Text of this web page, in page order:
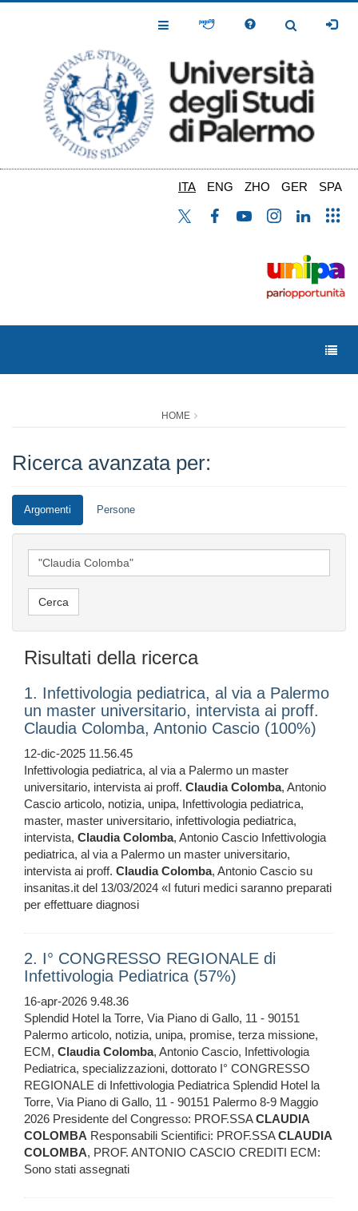
Toggle
Toggle
ITA ENG ZHO GER SPA
HOME
Ricerca avanzata per:
Argomenti Persone
Risultati della ricerca
1. Infettivologia pediatrica, al via a Palermo
un master universitario, intervista ai proff.
Claudia Colomba, Antonio Cascio (100%)
12-dic-2025 11.56.45
Infettivologia pediatrica, al via a Palermo un master
universitario, intervista ai proff. Claudia Colomba, Antonio
Cascio articolo, notizia, unipa, Infettivologia pediatrica,
master, master universitario, infettivologia pediatrica,
intervista, Claudia Colomba, Antonio Cascio Infettivologia
pediatrica, al via a Palermo un master universitario,
intervista ai proff. Claudia Colomba, Antonio Cascio su
insanitas.it del 13/03/2024 «I futuri medici saranno preparati
per effettuare diagnosi
2. I° CONGRESSO REGIONALE di
Infettivologia Pediatrica (57%)
16-apr-2026 9.48.36
Splendid Hotel la Torre, Via Piano di Gallo, 11 - 90151
Palermo articolo, notizia, unipa, promise, terza missione,
ECM, Claudia Colomba, Antonio Cascio, Infettivologia
Pediatrica, specializzazioni, dottorato I° CONGRESSO
REGIONALE di Infettivologia Pediatrica Splendid Hotel la
Torre, Via Piano di Gallo, 11 - 90151 Palermo 8-9 Maggio
2026 Presidente del Congresso: PROF.SSACLAUDIA
COLOMBA Responsabili Scientifici: PROF.SSACLAUDIA
COLOMBA, PROF. ANTONIO CASCIO CREDITI ECM:
Sono stati assegnati